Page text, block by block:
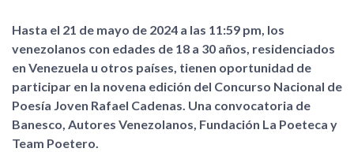
Hasta el 21 de mayo de 2024 a las 11:59 pm, los
venezolanos con edades de 18 a 30 años, residenciados
en Venezuela u otros países, tienen oportunidad de
participar en la novena edición del Concurso Nacional de
Poesía Joven Rafael Cadenas. Una convocatoria de
Banesco, Autores Venezolanos, Fundación La Poeteca y
Team Poetero.